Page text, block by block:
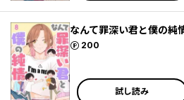
なんて罪深い君と僕の純
200
ポイント
試し読み